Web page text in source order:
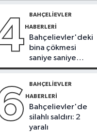
ilk 7 yılında yakalamış
söndürüldü: İş
hale geldi
BAHÇELIEVLER
HABERLERI
Bahçelievler'deki
bina çökmesi
saniye saniye
görüntülendi
BAHÇELIEVLER
HABERLERI
Bahçelievler'de
silahlı saldırı: 2
yaralı